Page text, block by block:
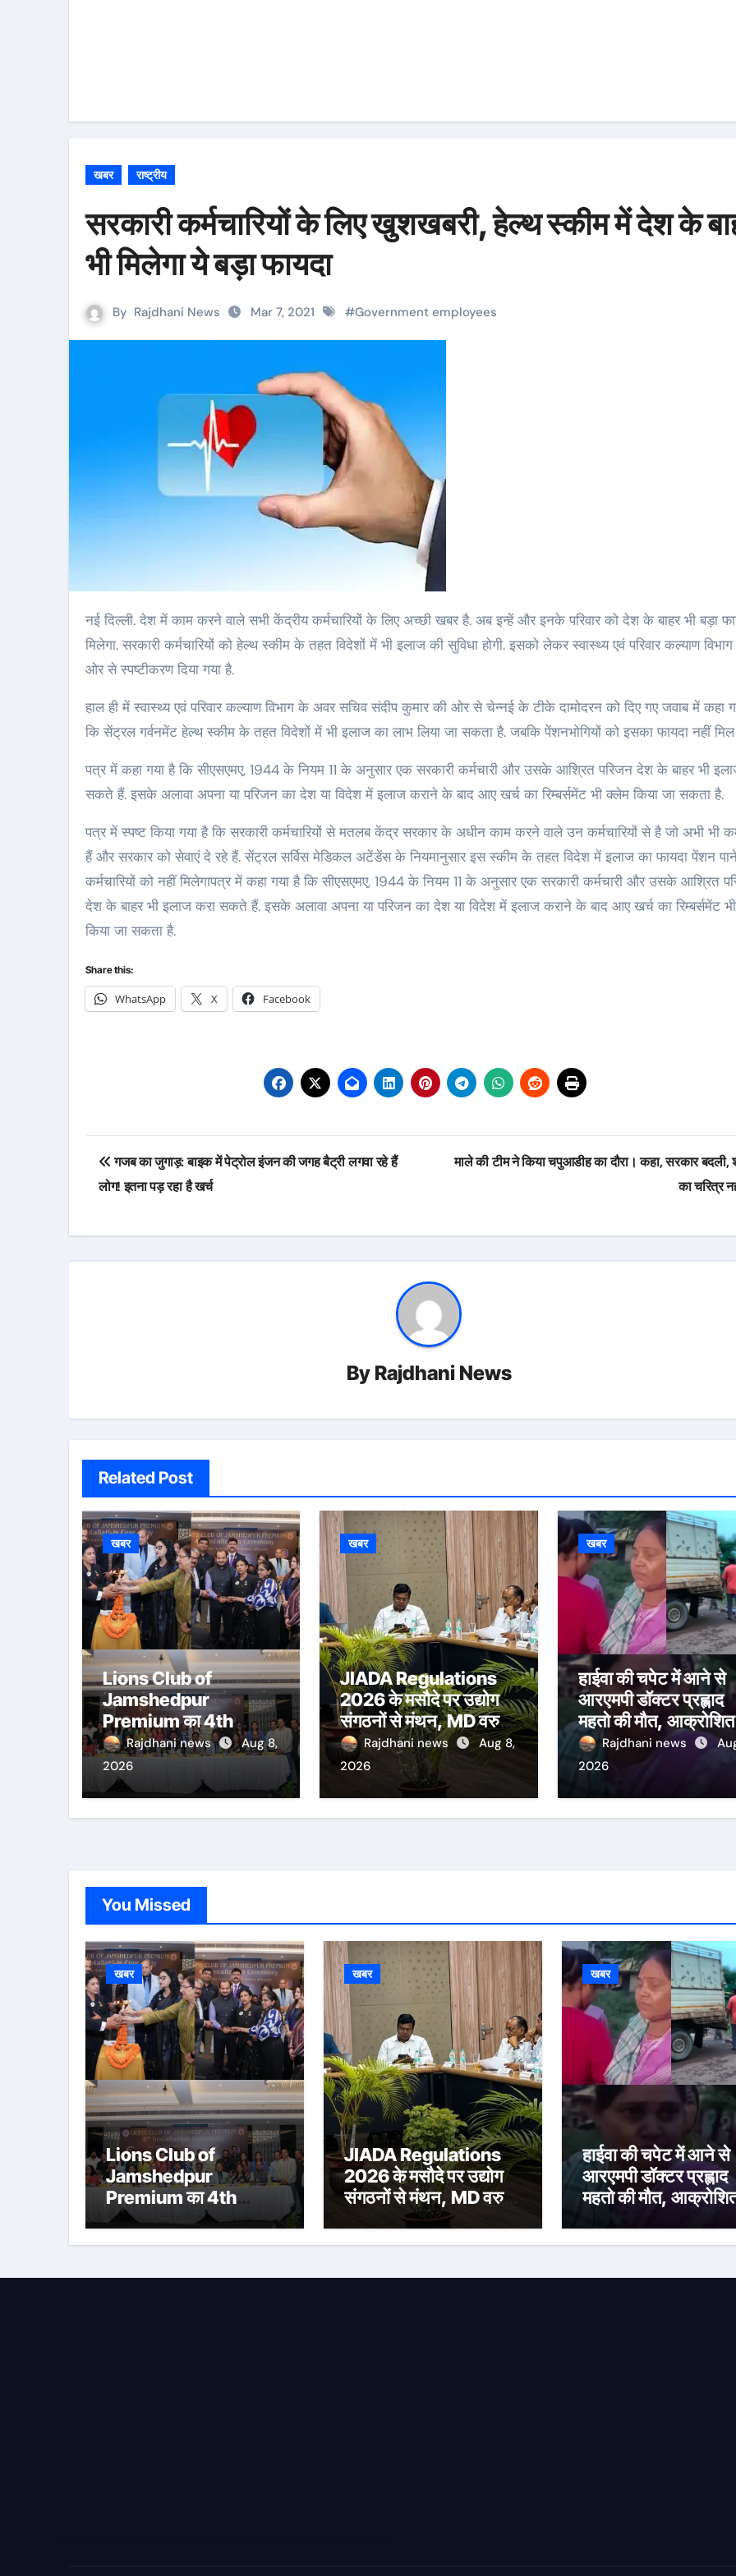
खबर राष्ट्रीय
सरकारी कर्मचारियों के लिए खुशखबरी, हेल्‍थ स्‍कीम में देश के
भी मिलेगा ये बड़ा फायदा
By Rajdhani News Mar 7, 2021 #Government employees
नई दिल्‍ली. देश में काम करने वाले सभी केंद्रीय कर्मचारियों के लिए अच्‍छी खबर है. अब इन्‍हें और इनके परिवार को देश के बाहर भी बड़ा फायदा
मिलेगा. सरकारी कर्मचारियों को हेल्‍थ स्‍कीम के तहत विदेशों में भी इलाज की सुविधा होगी. इसको लेकर स्‍वास्‍थ्‍य एवं परिवार कल्‍याण
ओर से स्‍पष्‍टीकरण दिया गया है.
हाल ही में स्‍वास्‍थ्‍य एवं परिवार कल्‍याण विभाग के अवर सचिव संदीप कुमार की ओर से चेन्‍नई के टीके दामोदरन को दिए गए जवाब में कहा
कि सेंट्रल गर्वनमेंट हेल्‍थ स्‍कीम के तहत विदेशों में भी इलाज का लाभ लिया जा सकता है. जबकि पेंशनभोगियों को इसका फायदा नहीं
पत्र में कहा गया है कि सीएसएमए, 1944 के नियम 11 के अनुसार एक सरकारी कर्मचारी और उसके आश्रित परिजन देश के बाहर भी
सकते हैं. इसके अलावा अपना या परिजन का देश या विदेश में इलाज कराने के बाद आए खर्च का रिम्‍बर्समेंट भी क्‍लेम किया जा सकता है.
पत्र में स्‍पष्‍ट किया गया है कि सरकारी कर्मचारियों से मतलब केंद्र सरकार के अधीन काम करने वाले उन कर्मचारियों से है जो अभी भी
हैं और सरकार को सेवाएं दे रहे हैं. सेंट्रल सर्विस मेडिकल अटेंडेंस के नियमानुसार इस स्कीम के तहत विदेश में इलाज का फायदा पेंशन
कर्मचारियों को नहीं मिलेगापत्र में कहा गया है कि सीएसएमए, 1944 के नियम 11 के अनुसार एक सरकारी कर्मचारी और उसके आश्रित
देश के बाहर भी इलाज करा सकते हैं. इसके अलावा अपना या परिजन का देश या विदेश में इलाज कराने के बाद आए खर्च का रिम्‍बर्समेंट
किया जा सकता है.
Share this:
WhatsApp X Facebook
Post
navigation
गजब का जुगाड़: बाइक में पेट्रोल इंजन की जगह बैट्री लगवा रहे हैं
लोग! इतना पड़ रहा है खर्च
माले की टीम ने किया चपुआडीह का दौरा। कहा, सरकार बदली,
का चरित्र
By Rajdhani News
Related Post
खबर
Lions Club of
Jamshedpur
Premium का 4th
Installation
Ceremony संपन्न, Lion
Anshul Ringasia ने
Rajdhani news
Aug 8,
2026
खबर
JIADA Regulations
2026 के मसौदे पर उद्योग
संगठनों से मंथन, MD वरुण
रंजन ने सुने सुझाव
Rajdhani news
Aug 8,
2026
खबर
हाईवा की चपेट में आने से
आरएमपी डॉक्टर प्रह्लाद
महतो की मौत, आक्रोशित
परिजनों ने मनोहरपुर-
राउरकेला मार्ग किया जाम
Rajdhani news
2026
You Missed
खबर
Lions Club of
Jamshedpur
Premium का 4th
Installation
Ceremony संपन्न, Lion
संभाला अध्यक्ष पद
खबर
JIADA Regulations
2026 के मसौदे पर उद्योग
संगठनों से मंथन, MD वरुण
रंजन ने सुने सुझाव
खबर
हाईवा की चपेट में आने से
आरएमपी डॉक्टर प्रह्लाद
महतो की मौत,
राउरकेला मार्ग किया जाम